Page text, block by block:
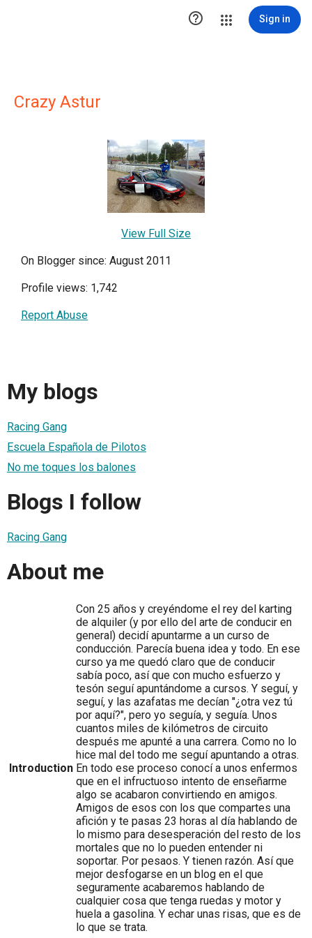
 Sign in
Crazy Astur
View Full Size
On Blogger since: August 2011
Profile views: 1,742
Report Abuse
My blogs
Racing Gang
Escuela Española de Pilotos
No me toques los balones
Blogs I follow
Racing Gang
About me
Introduction
Con 25 años y creyéndome el rey del karting
de alquiler (y por ello del arte de conducir en
general) decidí apuntarme a un curso de
conducción. Parecía buena idea y todo. En ese
curso ya me quedó claro que de conducir
sabía poco, así que con mucho esfuerzo y
tesón seguí apuntándome a cursos. Y seguí, y
seguí, y las azafatas me decían "¿otra vez tú
por aquí?", pero yo seguía, y seguía. Unos
cuantos miles de kilómetros de circuito
después me apunté a una carrera. Como no lo
hice mal del todo me seguí apuntando a otras.
En todo ese proceso conocí a unos enfermos
que en el infructuoso intento de enseñarme
algo se acabaron convirtiendo en amigos.
Amigos de esos con los que compartes una
afición y te pasas 23 horas al día hablando de
lo mismo para desesperación del resto de los
mortales que no lo pueden entender ni
soportar. Por pesaos. Y tienen razón. Así que
mejor desfogarse en un blog en el que
seguramente acabaremos hablando de
cualquier cosa que tenga ruedas y motor y
huela a gasolina. Y echar unas risas, que es de
lo que se trata.